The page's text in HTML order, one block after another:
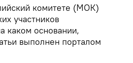
комитете (МОК)
участников
каком основании,
выполнен порталом